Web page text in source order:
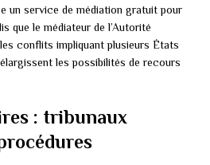
un service de médiation gratuit pour
que le médiateur de l’Autorité
conflits impliquant plusieurs États
les possibilités de recours
: tribunaux